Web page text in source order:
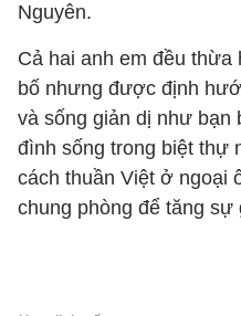
Nguyên.
Cả hai anh em đều
bố nhưng được định
và sống giản dị như bạn
đình sống trong biệt thự
cách thuần Việt ở ngoại
chung phòng để tăng sự